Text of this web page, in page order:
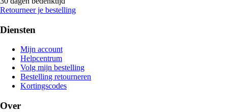
Retourneer je bestelling
Diensten
Mijn account
Helpcentrum
Volg mijn bestelling
Bestelling retourneren
Kortingscodes
Over